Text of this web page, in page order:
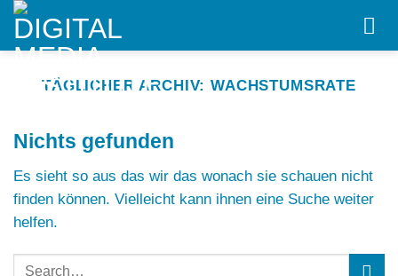
Skip
content
TÄGLICHER ARCHIV:WACHSTUMSRATE
Nichts gefunden
Es sieht so aus das wir das wonach sie schauen nicht
finden können. Vielleicht kann ihnen eine Suche weiter
helfen.